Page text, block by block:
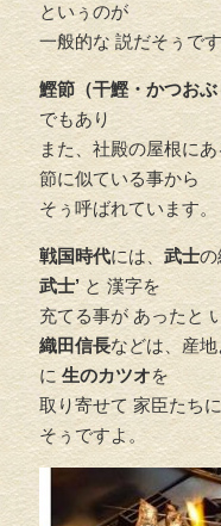
といぅのが
一般的な 説だそぅで
鰹節（干鰹・かつおぶ
でもあり
また、社殿の屋根にあ
節に似ている事から
そぅ呼ばれています。
戦国時代には、武士の
武士’と 漢字を
充てる事が あったと
織田信長などは、産
に 生のカツオを
取り寄せて 家臣たち
そぅですよ。